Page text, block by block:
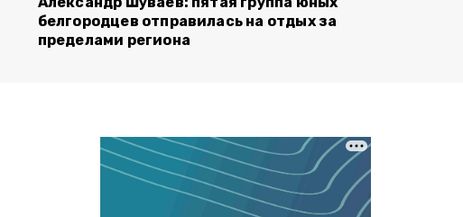
белгородцев отправилась на отдых за
пределами региона